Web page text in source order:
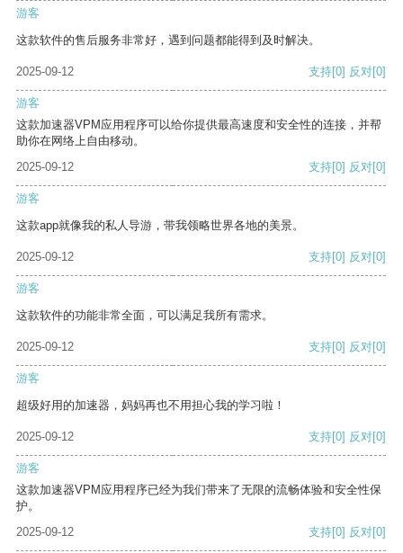
游客
这款软件的售后服务非常好，遇到问题都能得到及时解决。
2025-09-12 支持[0] 反对[0]
游客
这款加速器VPM应用程序可以给你提供最高速度和安全性的连接，并帮
助你在网络上自由移动。
2025-09-12
支持[0] 反对[0]
游客
这款app就像我的私人导游，带我领略世界各地的美景。
2025-09-12 支持[0] 反对[0]
游客
这款软件的功能非常全面，可以满足我所有需求。
2025-09-12 支持[0] 反对[0]
游客
超级好用的加速器，妈妈再也不用担心我的学习啦！
2025-09-12 支持[0] 反对[0]
游客
这款加速器VPM应用程序已经为我们带来了无限的流畅体验和安全性保
护。
2025-09-12
支持[0] 反对[0]